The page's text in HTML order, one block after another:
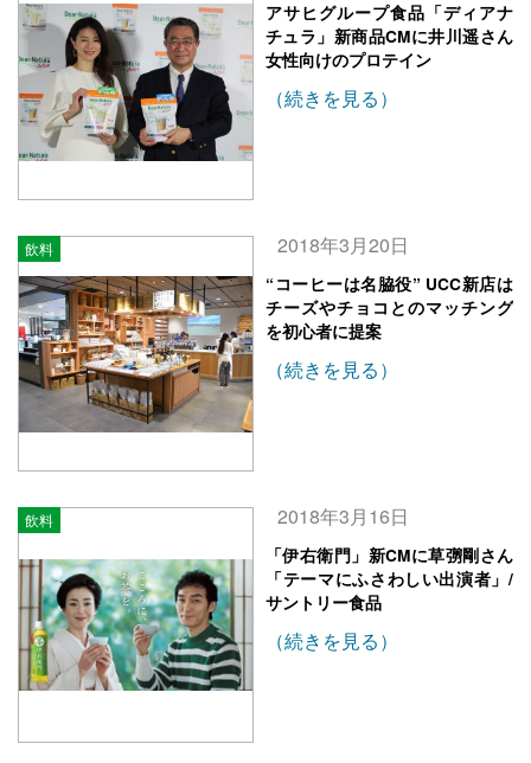
アサヒグループ食品「ディアナ
チュラ」新商品CMに井川遥さん
女性向けのプロテイン
（続きを見る）
飲料 2018年3月20日
“コーヒーは名脇役” UCC新店は
チーズやチョコとのマッチング
を初心者に提案
（続きを見る）
飲料 2018年3月16日
「伊右衛門」新CMに草彅剛さん
「テーマにふさわしい出演者」/
サントリー食品
（続きを見る）